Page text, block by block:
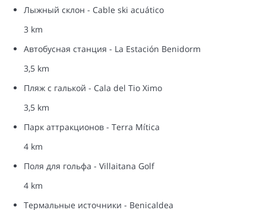
Лыжный склон - Cable ski acuático
3 km
Автобусная станция - La Estación Benidorm
3,5 km
Пляж с галькой - Cala del Tio Ximo
3,5 km
Парк аттракционов - Terra Mítica
4 km
Поля для гольфа - Villaitana Golf
4 km
Термальные источники - Benicaldea